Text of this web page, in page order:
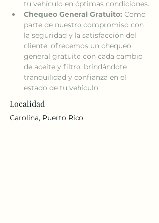
tu vehículo en óptimas condiciones.
Chequeo General Gratuito: Como
parte de nuestro compromiso con
la seguridad y la satisfacción del
cliente, ofrecemos un chequeo
general gratuito con cada cambio
de aceite y filtro, brindándote
tranquilidad y confianza en el
estado de tu vehículo.
Localidad
Carolina, Puerto Rico